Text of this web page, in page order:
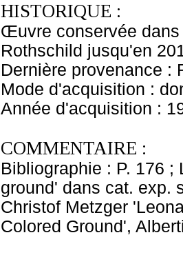
HISTORIQUE :
Œuvre conservée dans
Rothschild jusqu'en
Dernière provenance :
Mode d'acquisition :
Année d'acquisition :
COMMENTAIRE :
Bibliographie : P. 176
ground' dans cat. exp.
Christof Metzger
Colored Ground',